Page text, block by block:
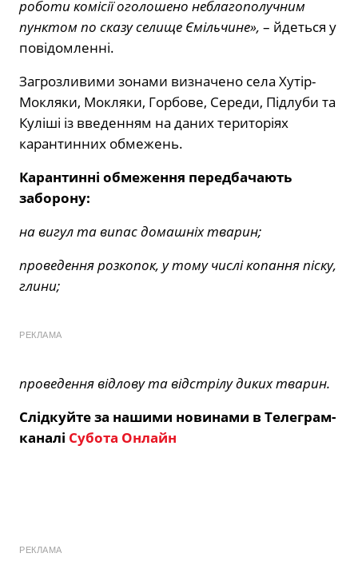
роботи комісії оголошено неблагополучним
пунктом по сказу селище Ємільчине», – йдеться у
повідомленні.
Загрозливими зонами визначено села Хутір-
Мокляки, Мокляки, Горбове, Середи, Підлуби та
Куліші із введенням на даних територіях
карантинних обмежень.
Карантинні обмеження передбачають
заборону:
на вигул та випас домашніх тварин;
проведення розкопок, у тому числі копання піску,
глини;
РЕКЛАМА
проведення відлову та відстрілу диких тварин.
Слідкуйте за нашими новинами в Телеграм-
каналі Субота Онлайн
РЕКЛАМА